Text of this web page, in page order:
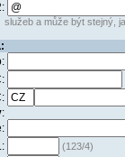
služeb a může být stejný,
:
(123/4)